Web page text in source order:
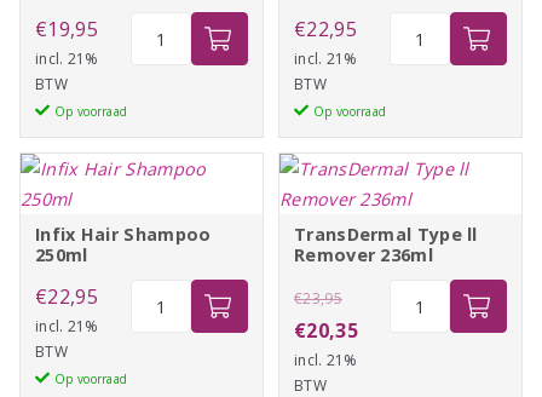
€19,95
incl. 21%
BTW
Op voorraad
aantal
€22,95
incl. 21%
BTW
Op voorraad
aantal
Infix Hair Shampoo
250ml
€22,95
incl. 21%
BTW
Op voorraad
TransDermal Type ll
Remover 236ml
€23,95
Oorspronkelijke
prijs
was:
€20,35Huidige
incl. 21%
BTW
TransDermal